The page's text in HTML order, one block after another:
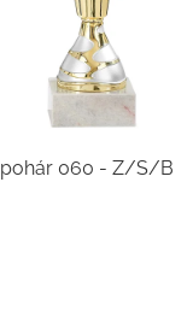
pohár 060 - Z/S/B